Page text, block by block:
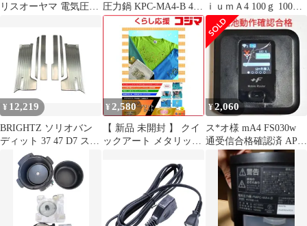
リスオーヤマ 電気圧力
圧力鍋 KPC-MA4-B 4リ
ットル
ｉｕｍＡ4 100ｇ 100枚
DNS101※沖縄および離
島への発送不可です※
¥ 12,219
BRIGHTZ ソリオバン
ディット 37 47 D7 ステ
ンレスエントランスモ
ール 6PC 【 ENT－
MOL－120 】 MA37S
MA47S MAD7S
¥ 2,580
【 新品 未開封 】 クイ
ックアート メタリック
ト（ゴールド） クイッ
クアート ゴールド
IJPDMA4G 未使用 送料
¥2,060
ス*オ様 mA4 FS030w
通受信合格確認済 APN
設定無料V7.0.1 シ